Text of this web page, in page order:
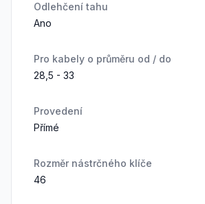
Odlehčení tahu
Ano
Pro kabely o průměru od / do
28,5 - 33
Provedení
Přímé
Rozměr nástrčného klíče
46